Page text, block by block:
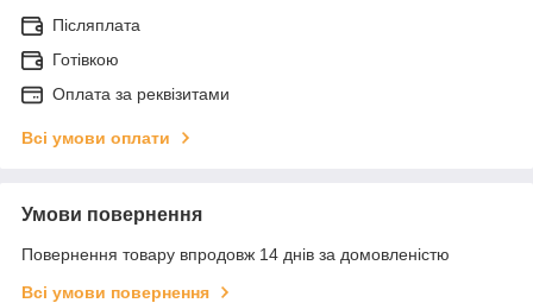
Післяплата
Готівкою
Оплата за реквізитами
Всі умови оплати
Умови повернення
Повернення товару впродовж 14 днів за домовленістю
Всі умови повернення